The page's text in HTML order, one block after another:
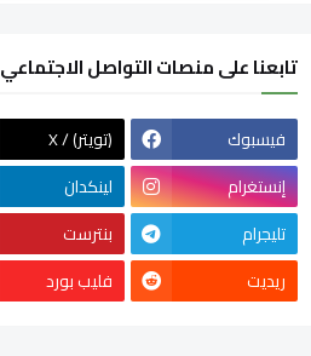
تابعنا على منصات التواصل الاجتماعي
فيسبوك
X / (تويتر)
إنستغرام
لينكدان
تليجرام
بنترست
ريديت
فليب بورد